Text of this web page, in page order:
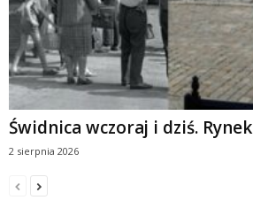
Świdnica wczoraj i dziś. Rynek
2 sierpnia 2026